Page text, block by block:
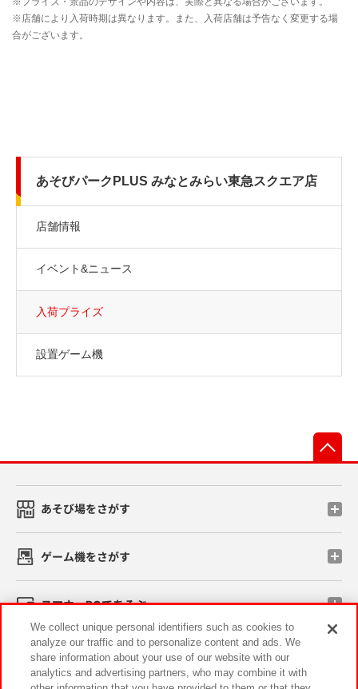
あそびパークPLUS みなとみらい東急スクエア店
店舗情報
イベント&ニュース
入荷プライズ
設置ゲーム機
あそび場をさがす
ゲーム機をさがす
スマホ・PCであそぶ
イベント・キャンペーン
We collect unique personal identifiers such as cookies to
analyze our traffic and to personalize content and ads. We
share information about your use of our website with our
analytics and advertising partners, who may combine it with